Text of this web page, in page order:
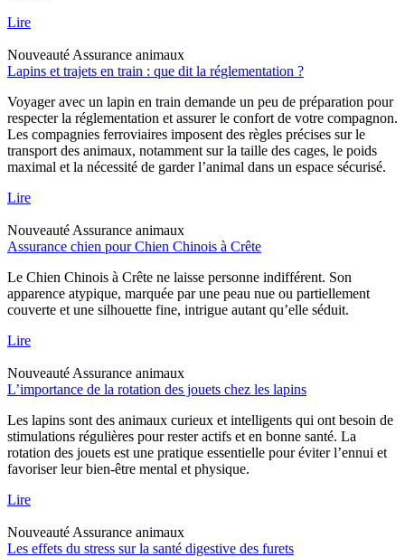
Lire
Nouveauté Assurance animaux
Lapins et trajets en train : que dit la réglementation ?
Voyager avec un lapin en train demande un peu de préparation pour
respecter la réglementation et assurer le confort de votre compagnon.
Les compagnies ferroviaires imposent des règles précises sur le
transport des animaux, notamment sur la taille des cages, le poids
maximal et la nécessité de garder l’animal dans un espace sécurisé.
Lire
Nouveauté Assurance animaux
Assurance chien pour Chien Chinois à Crête
Le Chien Chinois à Crête ne laisse personne indifférent. Son
apparence atypique, marquée par une peau nue ou partiellement
couverte et une silhouette fine, intrigue autant qu’elle séduit.
Lire
Nouveauté Assurance animaux
L’importance de la rotation des jouets chez les lapins
Les lapins sont des animaux curieux et intelligents qui ont besoin de
stimulations régulières pour rester actifs et en bonne santé. La
rotation des jouets est une pratique essentielle pour éviter l’ennui et
favoriser leur bien-être mental et physique.
Lire
Nouveauté Assurance animaux
Les effets du stress sur la santé digestive des furets